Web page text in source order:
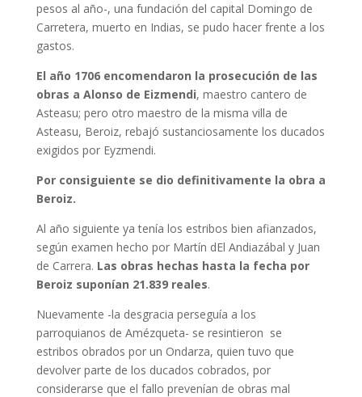
pesos al año-, una fundación del capital Domingo de
Carretera, muerto en Indias, se pudo hacer frente a los
gastos.
El año 1706 encomendaron la prosecución de las
obras a Alonso de Eizmendi, maestro cantero de
Asteasu; pero otro maestro de la misma villa de
Asteasu, Beroiz, rebajó sustanciosamente los ducados
exigidos por Eyzmendi.
Por consiguiente se dio definitivamente la obra a
Beroiz.
Al año siguiente ya tenía los estribos bien afianzados,
según examen hecho por Martín dEl Andiazábal y Juan
de Carrera. Las obras hechas hasta la fecha por
Beroiz suponían 21.839 reales.
Nuevamente -la desgracia perseguía a los
parroquianos de Amézqueta- se resintieron se
estribos obrados por un Ondarza, quien tuvo que
devolver parte de los ducados cobrados, por
considerarse que el fallo prevenían de obras mal